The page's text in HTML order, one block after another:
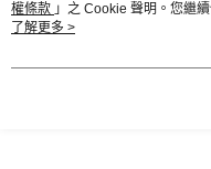
權條款 」之 Cookie 聲明。您繼
用條款之 Cookie 聲明使用 cookie
了解更多 >